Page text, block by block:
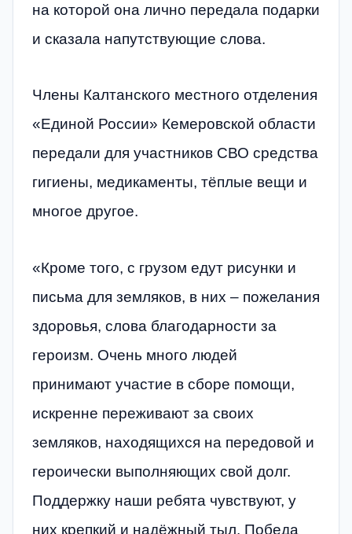
на которой она лично передала подарки
и сказала напутствующие слова.
Члены Калтанского местного отделения
«Единой России» Кемеровской области
передали для участников СВО средства
гигиены, медикаменты, тёплые вещи и
многое другое.
«Кроме того, с грузом едут рисунки и
письма для земляков, в них – пожелания
здоровья, слова благодарности за
героизм. Очень много людей
принимают участие в сборе помощи,
искренне переживают за своих
земляков, находящихся на передовой и
героически выполняющих свой долг.
Поддержку наши ребята чувствуют, у
них крепкий и надёжный тыл. Победа